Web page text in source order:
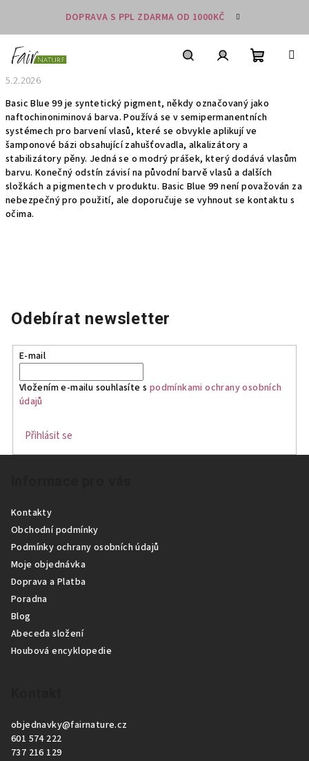
obsah
DOPRAVA S PPL ZDARMA OD 1000KČ
Nákupní
5.2.2026
Basic Blue 99 je syntetický pigment, někdy označovaný jako
naftochinoniminová barva. Používá se v semipermanentních
systémech pro barvení vlasů, které se obvykle aplikují ve
šamponové bázi obsahující zahušťovadla, alkalizátory a
stabilizátory pěny. Jedná se o modrý prášek, který dodává vlasům
barvu. Konečný odstín závisí na původní barvě vlasů a dalších
složkách a pigmentech v produktu. Basic Blue 99 není považován za
nebezpečný pro použití, ale doporučuje se vyhnout se kontaktu s
očima.
Odebírat newsletter
E-mail
Vložením e-mailu souhlasíte s podmínkami ochrany osobních
údajů
Přihlásit se
Kontakty
Obchodní podmínky
Podmínky ochrany osobních údajů
Moje objednávka
Doprava a Platba
Poradna
Blog
Abeceda složení
Houbová encyklopedie
objednavky@fairnature.cz
601 574 222
737 216 129